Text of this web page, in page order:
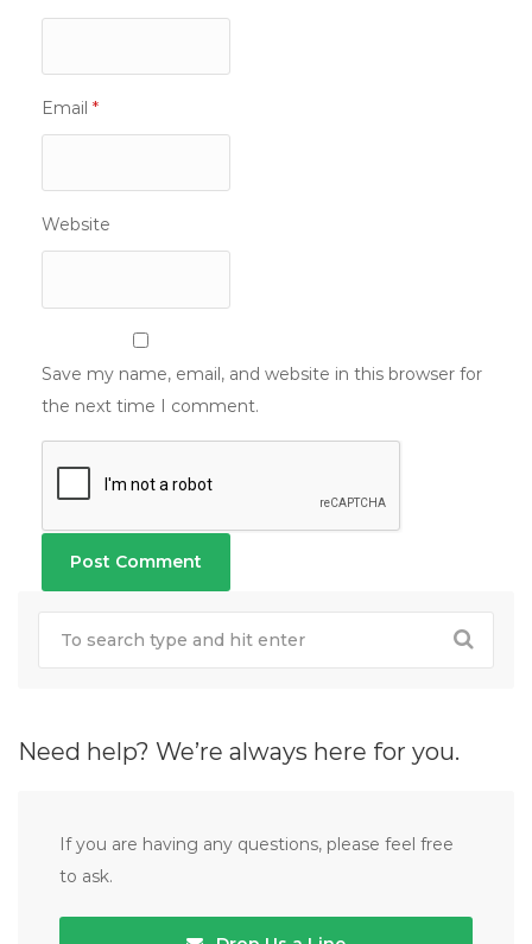
Email *
Website
Save my name, email, and website in this browser for
the next time I comment.
Need help? We’re always here for you.
If you are having any questions, please feel free
to ask.